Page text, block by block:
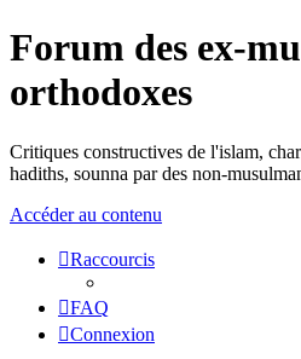
Forum des ex-
orthodoxes
Critiques constructives de l'islam,
hadiths, sounna par des non-
Accéder au contenu
Raccourcis
FAQ
Connexion